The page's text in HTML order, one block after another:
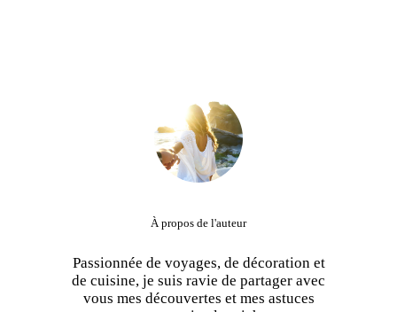
À propos de l'auteur
Passionnée de voyages, de décoration et
de cuisine, je suis ravie de partager avec
vous mes découvertes et mes astuces